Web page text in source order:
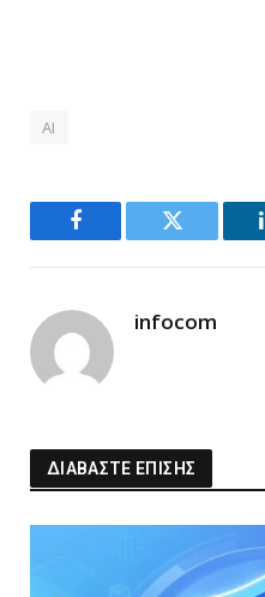
AI
Facebook Twitter
infocom
ΔΙΑΒΑΣΤΕ ΕΠΙΣΗΣ